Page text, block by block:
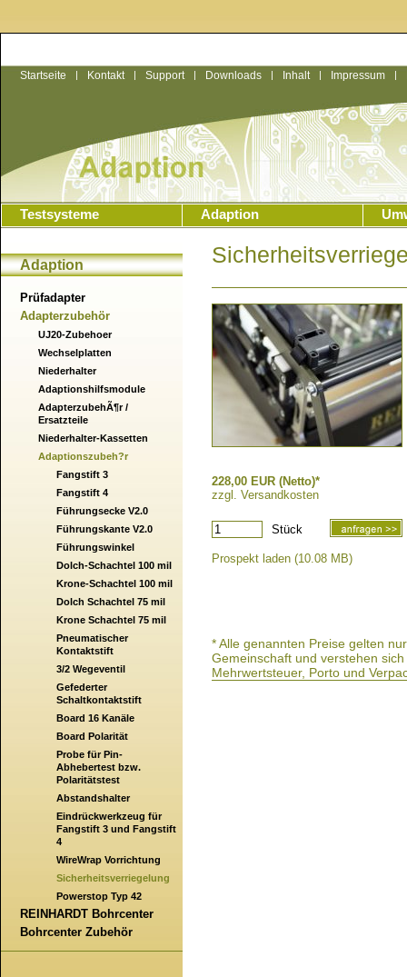
Startseite | Kontakt | Support | Downloads | Inhalt | Impressum |
Testsysteme Adaption
Adaption
Prüfadapter
Adapterzubehör
UJ20-Zubehoer
Wechselplatten
Niederhalter
Adaptionshilfsmodule
AdapterzubehÃ¶r /
Ersatzteile
Niederhalter-Kassetten
Adaptionszubeh?r
Fangstift 3
Fangstift 4
Führungsecke V2.0
Führungskante V2.0
Führungswinkel
Dolch-Schachtel 100 mil
Krone-Schachtel 100 mil
Dolch Schachtel 75 mil
Krone Schachtel 75 mil
Pneumatischer
Kontaktstift
3/2 Wegeventil
Gefederter
Schaltkontaktstift
Board 16 Kanäle
Board Polarität
Probe für Pin-
Abhebertest bzw.
Polaritätstest
Abstandshalter
Eindrückwerkzeug für
Fangstift 3 und Fangstift
4
WireWrap Vorrichtung
Sicherheitsverriegelung
Powerstop Typ 42
REINHARDT Bohrcenter
Bohrcenter Zubehör
228,00 EUR (Netto)*
zzgl. Versandkosten
Stück
Prospekt laden (10.08 MB)
* Alle genannten Preise gelten
Gemeinschaft und verstehen
Mehrwertsteuer, Porto und